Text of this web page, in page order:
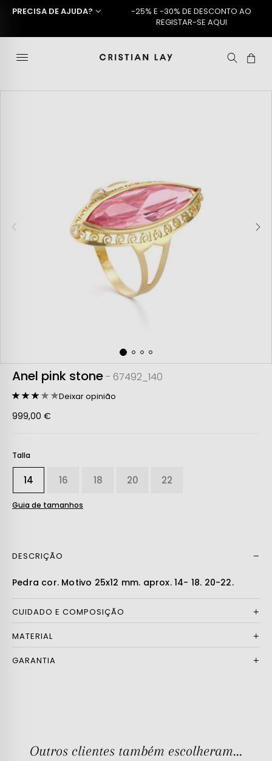
PRECISA DE AJUDA?
-25% E -30% DE DESCONTO AO
REGISTAR-SE AQUI
Anel pink stone- 67492_140
Deixar opinião
999,00 €
Talla
14 16 18 20 22
Guia de tamanhos
DESCRIÇÃO
Pedra cor. Motivo 25x12 mm. aprox. 14- 18. 20-22.
CUIDADO E COMPOSIÇÃO
MATERIAL
GARANTIA
Outros clientes também escolheram...